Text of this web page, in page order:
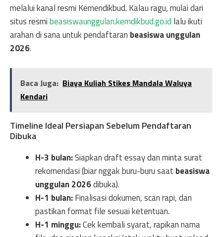
melalui kanal resmi Kemendikbud. Kalau ragu, mulai dari
situs resmibeasiswaunggulan.kemdikbud.go.id lalu ikuti
arahan di sana untuk pendaftaran beasiswa unggulan
2026.
Baca Juga: Biaya Kuliah Stikes Mandala Waluya
Kendari
Timeline Ideal Persiapan Sebelum Pendaftaran
Dibuka
H-3 bulan:Siapkan draft essay dan minta surat
rekomendasi (biar nggak buru-buru saat beasiswa
unggulan 2026dibuka).
H-1 bulan:Finalisasi dokumen, scan rapi, dan
pastikan format file sesuai ketentuan.
H-1 minggu:Cek kembali syarat, rapikan nama